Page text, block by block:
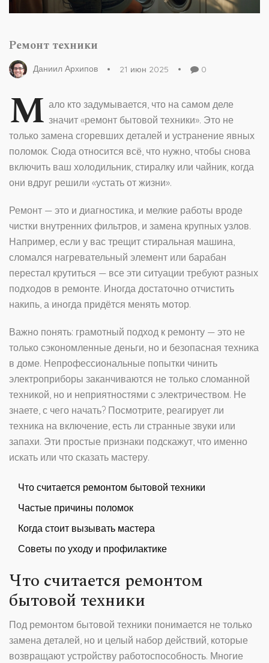
Ремонт техники
Даниил Архипов 21 июн 2025 0
М ало кто задумывается, что на самом деле
значит «ремонт бытовой техники». Это не
только замена сгоревших деталей и устранение явных
поломок. Сюда относится всё, что нужно, чтобы снова
включить ваш холодильник, стиралку или чайник, когда
они вдруг решили «устать от жизни».
Ремонт — это и диагностика, и мелкие работы вроде
чистки внутренних фильтров, и замена крупных узлов.
Например, если у вас трещит стиральная машина,
сломался нагревательный элемент или барабан
перестал крутиться — все эти ситуации требуют разных
подходов в ремонте. Иногда достаточно отчистить
накипь, а иногда придётся менять мотор.
Важно понять: грамотный подход к ремонту — это не
только сэкономленные деньги, но и безопасная техника
в доме. Непрофессиональные попытки чинить
электроприборы заканчиваются не только сломанной
техникой, но и неприятностями с электричеством. Не
знаете, с чего начать? Посмотрите, реагирует ли
техника на включение, есть ли странные звуки или
запахи. Эти простые признаки подскажут, что именно
искать или что сказать мастеру.
Что считается ремонтом бытовой техники
Частые причины поломок
Когда стоит вызывать мастера
Советы по уходу и профилактике
Что считается ремонтом
бытовой техники
Под ремонтом бытовой техники понимается не только
замена деталей, но и целый набор действий, которые
возвращают устройству работоспособность. Многие